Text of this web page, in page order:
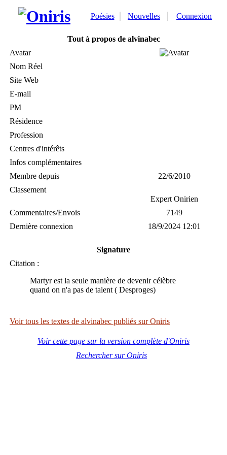
Poésies Nouvelles Connexion
Tout à propos de alvinabec
Avatar
Nom Réel
Site Web
E-mail
PM
Résidence
Profession
Centres d'intérêts
Infos complémentaires
Membre depuis
22/6/2010
Classement
Expert Onirien
Commentaires/Envois
7149
Dernière connexion
18/9/2024 12:01
Signature
Citation :
Martyr est la seule manière de devenir célèbre
quand on n'a pas de talent ( Desproges)
Voir tous les textes de alvinabec publiés sur Oniris
Voir cette page sur la version complète d'Oniris
Rechercher sur Oniris